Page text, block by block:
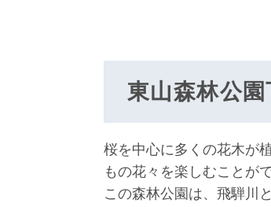
東山森林公
桜を中心に多くの花木が
もの花々を楽しむことが
この森林公園は、飛騨川